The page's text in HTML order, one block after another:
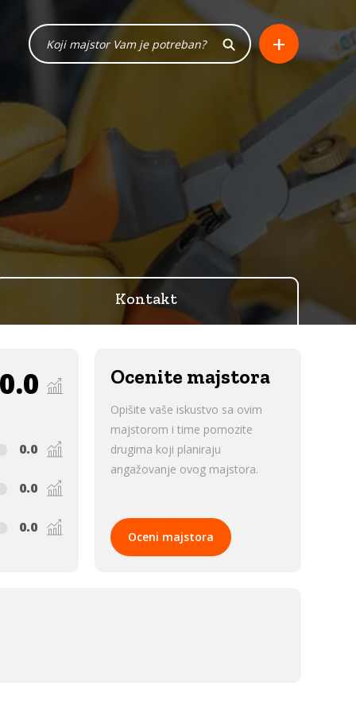
+
Kontakt
0.0
0.0
0.0
0.0
Ocenite majstora
Opišite vaše iskustvo sa ovim
majstorom i time pomozite
drugima koji planiraju
angažovanje ovog majstora.
Oceni majstora